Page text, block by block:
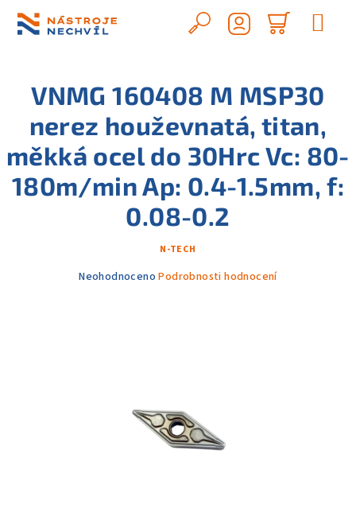
obsah
Hledat
košík
VNMG 160408 M MSP30
nerez houževnatá, titan,
měkká ocel do 30Hrc Vc: 80-
180m/min Ap: 0.4-1.5mm, f:
0.08-0.2
N-TECH
Průměrné
Neohodnoceno Podrobnosti hodnocení